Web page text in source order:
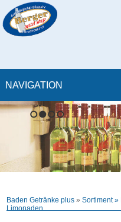
NAVIGATION
1 2 3 4
Baden Getränke plus »Sortiment»
Limonaden